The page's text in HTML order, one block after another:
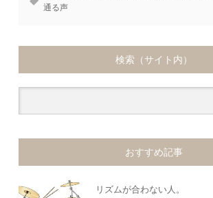
通る声
検索（サイト内）
おすすめ記事
リズムが合わない人。